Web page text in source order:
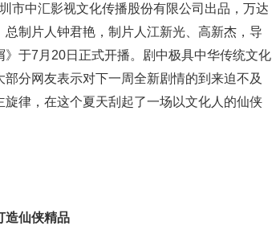
市中汇影视文化传播股份有限公司出品，万达
制片人钟君艳，制片人江新光、高新杰，导
于7月20日正式开播。剧中极具中华传统文化
分网友表示对下一周全新剧情的到来迫不及
律，在这个夏天刮起了一场以文化人的仙侠
造仙侠精品